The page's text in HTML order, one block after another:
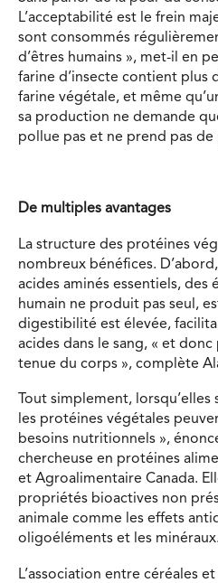
L’acceptabilité est le frein
sont consommés
d’êtres humains », met-il en
farine d’insecte contient plus
farine végétale, et même
sa production ne demande
pollue pas et ne prend pas de
De multiples avantages
La structure des protéines
nombreux bénéfices.
acides aminés essentiels, des
humain ne produit pas seul,
digestibilité est élevée,
acides dans le sang, « et
tenue du corps », complète
Tout simplement,
les protéines végétales
besoins nutritionnels »,
chercheuse en protéines
et Agroalimentaire Canada.
propriétés bioactives non
animale comme les effets
oligoéléments et les minéraux.
L’association entre céréales